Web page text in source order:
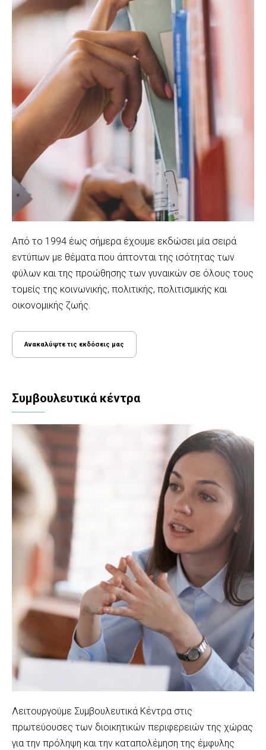
Από το 1994 έως σήμερα έχουμε εκδώσει μία σειρά
εντύπων με θέματα που άπτονται της ισότητας των
φύλων και της προώθησης των γυναικών σε όλους τους
τομείς της κοινωνικής, πολιτικής, πολιτισμικής και
οικονομικής ζωής.
Ανακαλύψτε τις εκδόσεις μας
Συμβουλευτικά κέντρα
Λειτουργούμε Συμβουλευτικά Κέντρα στις
πρωτεύουσες των διοικητικών περιφερειών της χώρας
για την πρόληψη και την καταπολέμηση της έμφυλης